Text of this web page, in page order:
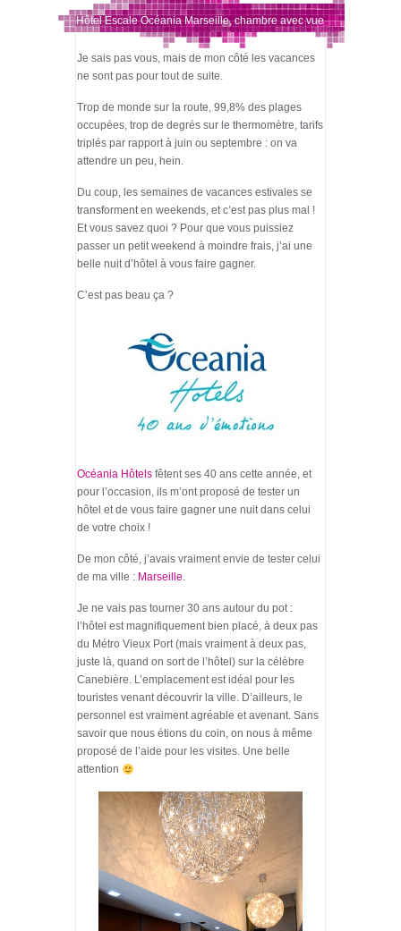
Hôtel Escale Océania Marseille, chambre avec vue
sur la mer.
Je sais pas vous, mais de mon côté les vacances
ne sont pas pour tout de suite.
Trop de monde sur la route, 99,8% des plages
occupées, trop de degrés sur le thermomètre, tarifs
triplés par rapport à juin ou septembre : on va
attendre un peu, hein.
Du coup, les semaines de vacances estivales se
transforment en weekends, et c’est pas plus mal !
Et vous savez quoi ? Pour que vous puissiez
passer un petit weekend à moindre frais, j’ai une
belle nuit d’hôtel à vous faire gagner.
C’est pas beau ça ?
Océania Hôtels fêtent ses 40 ans cette année, et
pour l’occasion, ils m’ont proposé de tester un
hôtel et de vous faire gagner une nuit dans celui
de votre choix !
De mon côté, j’avais vraiment envie de tester celui
de ma ville : Marseille.
Je ne vais pas tourner 30 ans autour du pot :
l’hôtel est magnifiquement bien placé, à deux pas
du Métro Vieux Port (mais vraiment à deux pas,
juste là, quand on sort de l’hôtel) sur la célèbre
Canebière. L’emplacement est idéal pour les
touristes venant découvrir la ville. D’ailleurs, le
personnel est vraiment agréable et avenant. Sans
savoir que nous étions du coin, on nous à même
proposé de l’aide pour les visites. Une belle
attention